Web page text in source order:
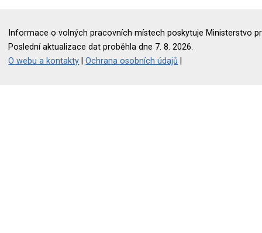
Informace o volných pracovních místech poskytuje Ministerstvo
Poslední aktualizace dat proběhla dne 7. 8. 2026.
O webu a kontakty |Ochrana osobních údajů